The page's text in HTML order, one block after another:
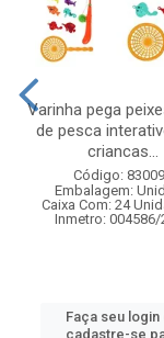
Varinha pega
de pesca
criancas...
Código:
Embalagem:
Caixa Com: 24
Inmetro: 004586/
Faça seu login
cadastre-se